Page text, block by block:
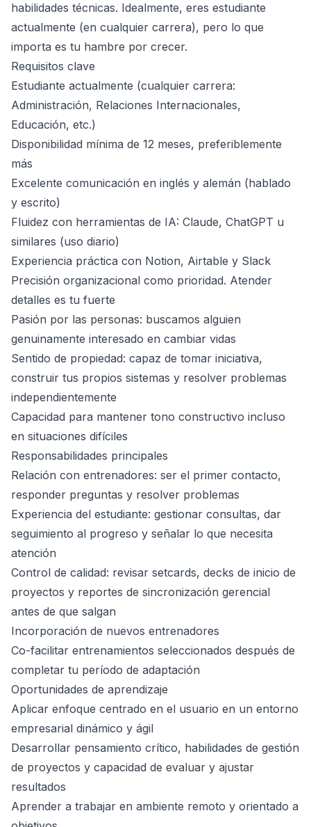
habilidades técnicas. Idealmente, eres estudiante
actualmente (en cualquier carrera), pero lo que
importa es tu hambre por crecer.
Requisitos clave
Estudiante actualmente (cualquier carrera:
Administración, Relaciones Internacionales,
Educación, etc.)
Disponibilidad mínima de 12 meses, preferiblemente
más
Excelente comunicación en inglés y alemán (hablado
y escrito)
Fluidez con herramientas de IA: Claude, ChatGPT u
similares (uso diario)
Experiencia práctica con Notion, Airtable y Slack
Precisión organizacional como prioridad. Atender
detalles es tu fuerte
Pasión por las personas: buscamos alguien
genuinamente interesado en cambiar vidas
Sentido de propiedad: capaz de tomar iniciativa,
construir tus propios sistemas y resolver problemas
independientemente
Capacidad para mantener tono constructivo incluso
en situaciones difíciles
Responsabilidades principales
Relación con entrenadores: ser el primer contacto,
responder preguntas y resolver problemas
Experiencia del estudiante: gestionar consultas, dar
seguimiento al progreso y señalar lo que necesita
atención
Control de calidad: revisar setcards, decks de inicio de
proyectos y reportes de sincronización gerencial
antes de que salgan
Incorporación de nuevos entrenadores
Co-facilitar entrenamientos seleccionados después de
completar tu período de adaptación
Oportunidades de aprendizaje
Aplicar enfoque centrado en el usuario en un entorno
empresarial dinámico y ágil
Desarrollar pensamiento crítico, habilidades de gestión
de proyectos y capacidad de evaluar y ajustar
resultados
Aprender a trabajar en ambiente remoto y orientado a